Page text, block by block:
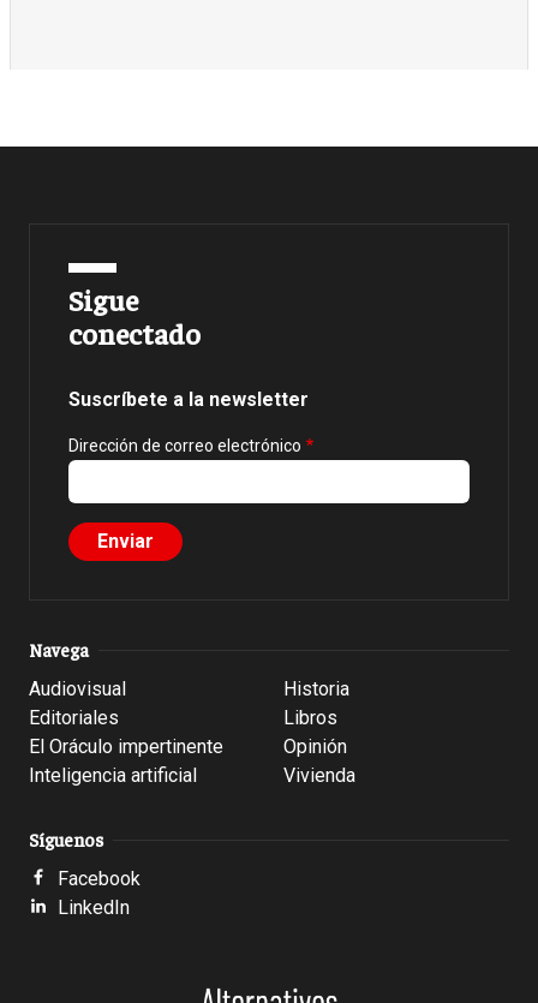
Sigue
conectado
Suscríbete a la newsletter
Dirección de correo electrónico
Navega
Audiovisual
Editoriales
El Oráculo impertinente
Inteligencia artificial
Historia
Libros
Opinión
Vivienda
Síguenos
Facebook
LinkedIn